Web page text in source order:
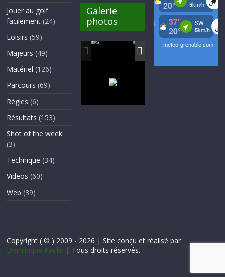
Jouer au golf
facilement (24)
Loisirs (59)
Majeurs (49)
Matériel (126)
Parcours (69)
Règles (6)
Résultats (153)
Shot of the week
(3)
Technique (34)
Videos (60)
Web (39)
Galerie
photos
Copyright ( © ) 2009 - 2026 | Site conçu et réalisé par
Dominique Paulin | Tous droits réservés.